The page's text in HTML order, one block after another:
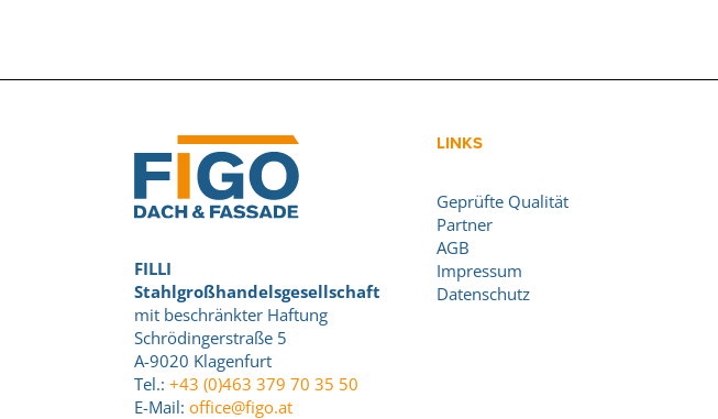
FILLI
Stahlgroßhandelsgesellschaft
mit beschränkter Haftung
Schrödingerstraße 5
A-9020 Klagenfurt
Tel.: +43 (0)463 379 70 35 50
E-Mail: office@figo.at
LINKS
Geprüfte Qualität
Partner
AGB
Impressum
Datenschutz